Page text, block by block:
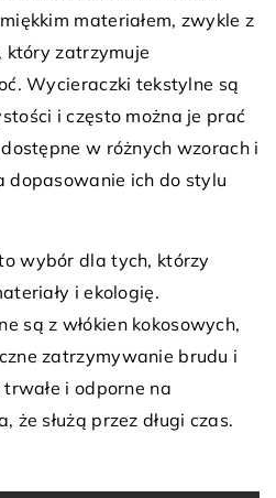
materiałem, zwykle z
który zatrzymuje
Wycieraczki tekstylne są
i często można je prać
w różnych wzorach i
dopasowanie ich do stylu
wybór dla tych, którzy
i ekologię.
są z włókien kokosowych,
zatrzymywanie brudu i
i odporne na
że ​​służą przez długi czas.